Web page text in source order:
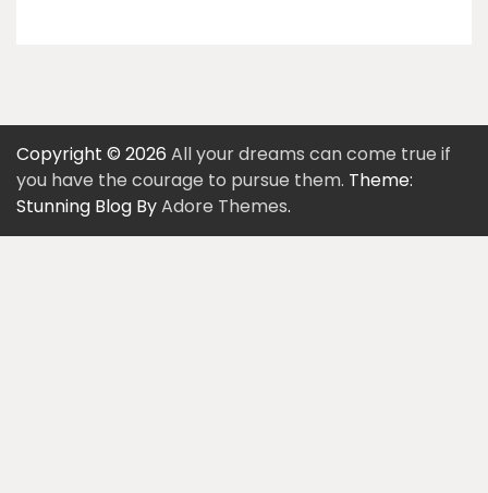
Copyright © 2026 All your dreams can come true if
you have the courage to pursue them. Theme:
Stunning Blog ByAdore Themes.